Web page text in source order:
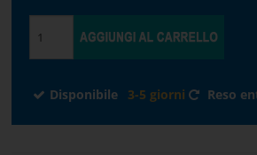
Disponibile 3-5 giorni Reso